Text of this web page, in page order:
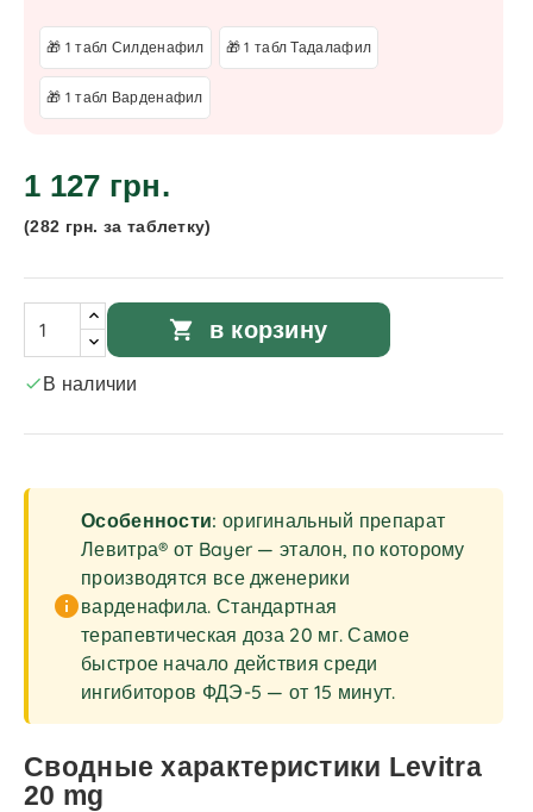
🎁 1 табл Силденафил 🎁 1 табл Тадалафил
🎁 1 табл Варденафил
1 127 грн.
(282 грн. за таблетку)
shopping_cart в корзину
В наличии
info
Особенности: оригинальный препарат
Левитра® от Bayer — эталон, по которому
производятся все дженерики
варденафила. Стандартная
терапевтическая доза 20 мг. Самое
быстрое начало действия среди
ингибиторов ФДЭ-5 — от 15 минут.
Сводные характеристики Levitra
20 mg